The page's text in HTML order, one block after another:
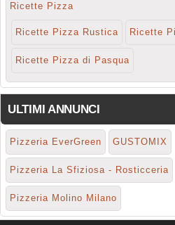
Ricette Pizza
Ricette Pizza Rustica Ricette
Ricette Pizza di Pasqua
ULTIMI ANNUNCI
Pizzeria EverGreen GUSTOMIX
Pizzeria La Sfiziosa - Rosticceria
Pizzeria Molino Milano